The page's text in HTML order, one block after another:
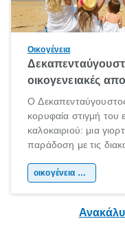
Οικογένεια
οικογενειακές
Ο
κορυφαία στιγμή του
καλοκαιριού: μια
παράδοση με τις
χώρας. Είτεοικογένεια & παιδί